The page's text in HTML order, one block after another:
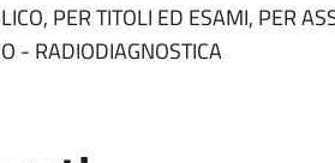
PER TITOLI ED ESAMI, PER
- RADIODIAGNOSTICA